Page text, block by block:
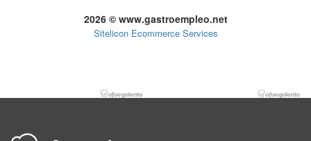
2026 © www.gastroempleo.net
Sitelicon Ecommerce Services